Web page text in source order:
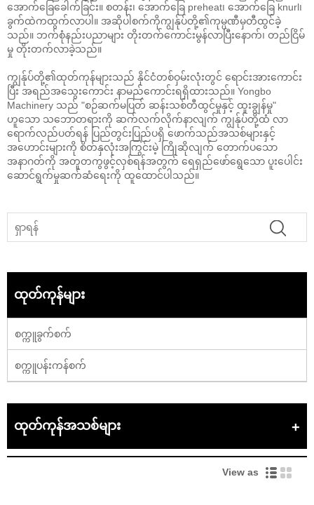
အောက်ခြေခေါက်ခြင်း။ စတန်း၊ အောက်ခြေ preheat၊ အောက်ခြေ knurl၊
ခွက်ထဲကထွက်လာပါ။ အဆိုပါစက်ကိုကျွန်ုပ်တို့၏ကုမ္ပဏီမှတီထွင်ခဲ့
သည်။ ဘက်စုံနည်းပညာများ တိုးတက်ကောင်းမွန်လာပြီးနောက်၊ တည်ငြိမ်
မှု တိုးတက်လာခဲ့သည်။
ကျွန်ုပ်တို့၏ထုတ်ကုန်များသည် နိုင်ငံတစ်ဝှမ်းလုံးတွင် ရောင်းအားကောင်း
ပြီး အရည်အသွေးကောင်း နာမည်ကောင်းရရှိထားသည်။ Yongbo
Machinery သည် "စဉ်ဆက်မပြတ် ဆန်းသစ်တီထွင်မှုနှင့် ထူးချွန်မှု"
ဟူသော သဘောတရားကို ဆက်လက်လိုက်နာလျက် ကျွန်ုပ်တို့ထံ လာ
ရောက်လည်ပတ်ရန် ပြည်တွင်းပြည်ပရှိ ဖောက်သည်အသစ်များနှင့်
အဟောင်းများကို စိတ်နှလုံးအကြွင်းမဲ့ ကြိုဆိုလျက် တောက်ပသော
အနာဂတ်ကို အတူတကွဖွင့်လှစ်ရန်အတွက် ရေရှည်ဖော်ရွေသော ပူးပေါင်း
ဆောင်ရွက်မှုဆက်ဆံရေးကို ထူထောင်ပါသည်။
ထုတ်ကုန်များ
စက္ကူခွက်စက်
စက္ကူပန်းကန်စက်
ထုတ်ကုန်အသစ်များ
View as